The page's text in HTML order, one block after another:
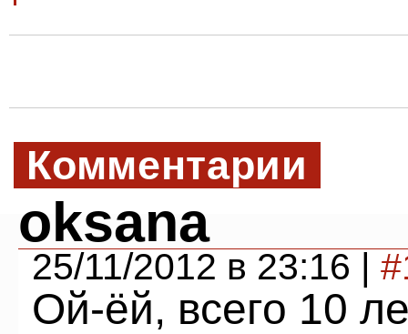
Комментарии
oksana
25/11/2012 в 23:16 |
Ой-ёй, всего 10